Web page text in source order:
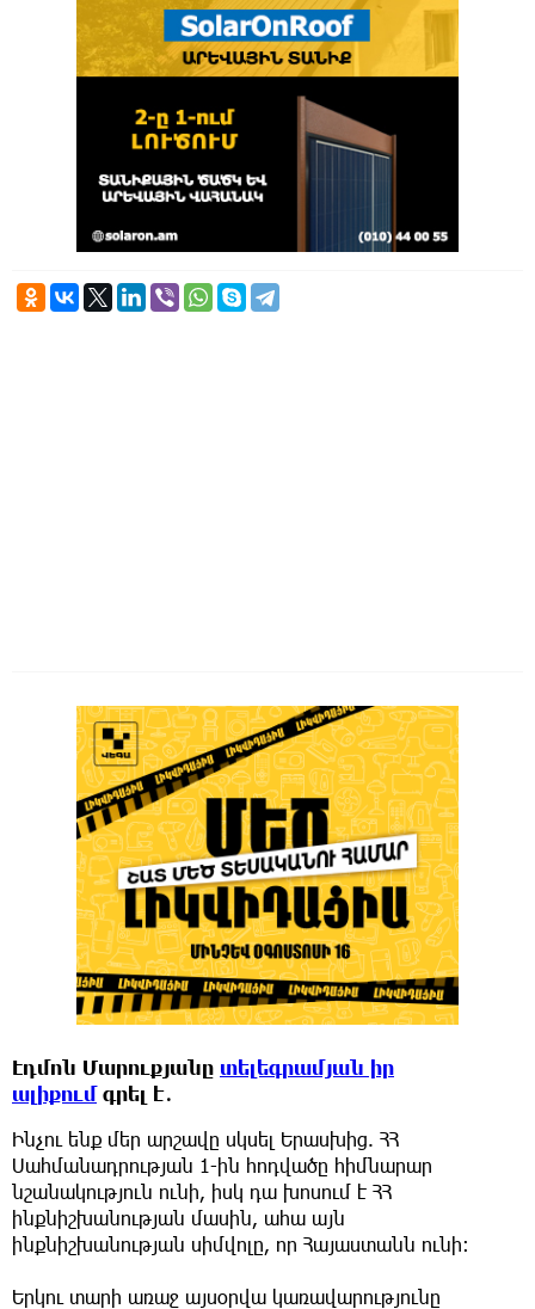
Էդմոն Մարուքյանը տելեգրամյան իր
ալիքումգրել է․
Ինչու ենք մեր արշավը սկսել Երասխից. ՀՀ
Սահմանադրության 1-ին հոդվածը հիմնարար
նշանակություն ունի, իսկ դա խոսում է ՀՀ
ինքնիշխանության մասին, ահա այն
ինքնիշխանության սիմվոլը, որ Հայաստանն ունի:
Երկու տարի առաջ այսօրվա կառավարությունը